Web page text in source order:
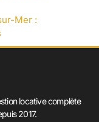
Mer :
locative complète
2017.